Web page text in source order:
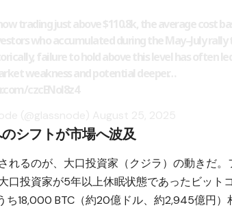
シフトが市場へ波及
れるのが、大口投資家（クジラ）の動きだ。
口投資家が5年以上休眠状態であったビッ
ち18,000 BTC（約20億ドル、約2,945億円）